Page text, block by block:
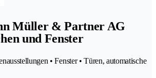
Müller & Partner AG
und Fenster
• Fenster • Türen, automatische